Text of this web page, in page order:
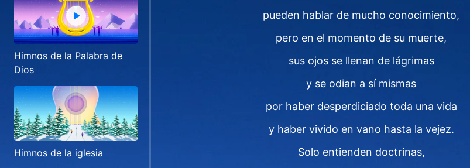
Himnos de la Palabra de
Dios
Himnos de la iglesia
pueden hablar de mucho conocimiento,
pero en el momento de su muerte,
sus ojos se llenan de lágrimas
y se odian a sí mismas
por haber desperdiciado toda una vida
y haber vivido en vano hasta la vejez.
Solo entienden doctrinas,